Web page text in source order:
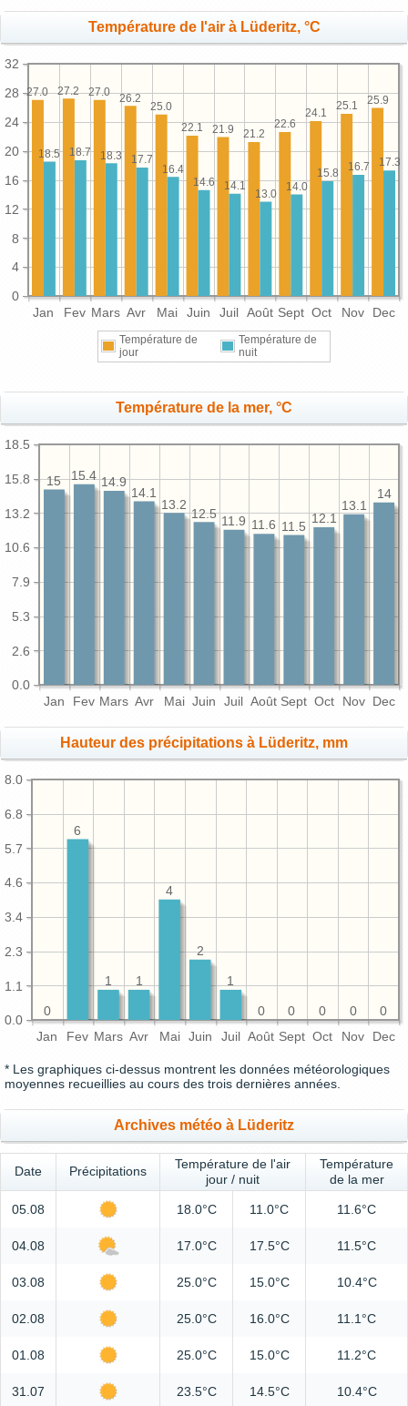
Température de l'air à Lüderitz, °C
Jan Fev Mars Avr Mai Juin Juil Août Sept Oct Nov Dec
0
4
8
12
16
20
24
28
32
25.9
25.1
24.1
22.6
21.2
21.9
22.1
25.0
26.2
27.0
27.2
27.0
17.3
16.7
15.8
14.0
13.0
14.1
14.6
16.4
17.7
18.3
18.7
18.5
Température de
jour
Température de
nuit
Température de la mer, °C
Jan Fev Mars Avr Mai Juin Juil Août Sept Oct Nov Dec
0.0
2.6
5.3
7.9
10.6
13.2
15.8
18.5
14
13.1
12.1
11.5
11.6
11.9
12.5
13.2
14.1
14.9
15.4
15
Hauteur des précipitations à Lüderitz, mm
Jan Fev Mars Avr Mai Juin Juil Août Sept Oct Nov Dec
0.0
1.1
2.3
3.4
4.6
5.7
6.8
8.0
0
0
0
0
0
1
2
4
1
1
6
0
* Les graphiques ci-dessus montrent les données météorologiques
moyennes recueillies au cours des trois dernières années.
Archives météo à Lüderitz
Date Précipitations
Température de l'air
jour / nuit
Température
de la mer
05.08 18.0°C 11.0°C 11.6°C
04.08 17.0°C 17.5°C 11.5°C
03.08 25.0°C 15.0°C 10.4°C
02.08 25.0°C 16.0°C 11.1°C
01.08 25.0°C 15.0°C 11.2°C
31.07 23.5°C 14.5°C 10.4°C